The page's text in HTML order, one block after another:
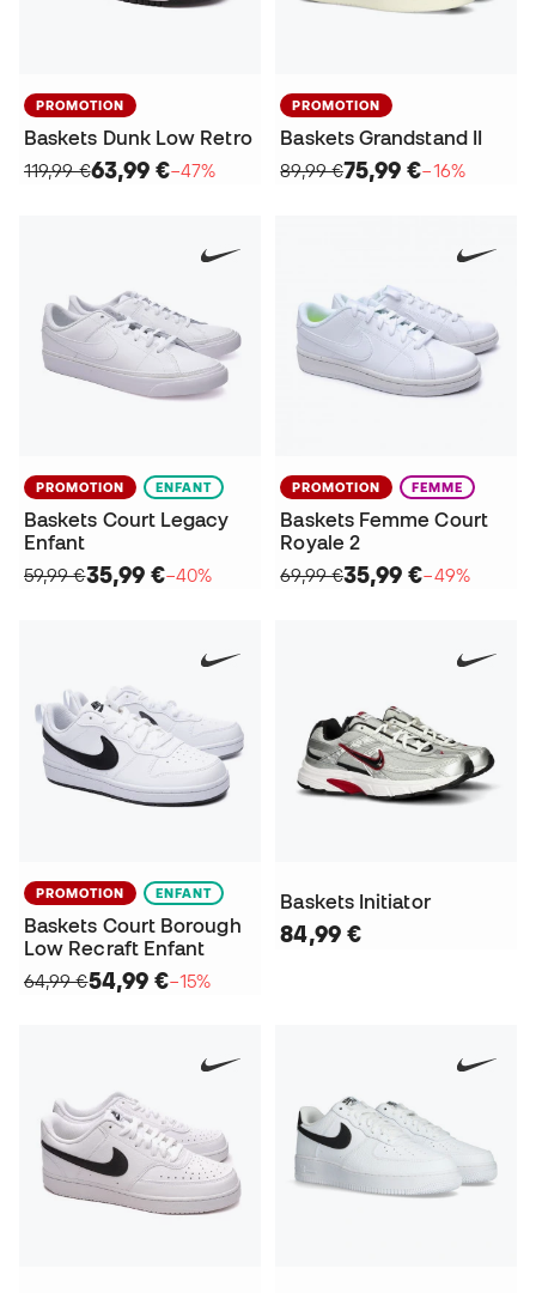
PROMOTION
Baskets Dunk Low Retro
119,99 €63,99 €−47%
PROMOTION
Baskets Grandstand II
89,99 €75,99 €−16%
PROMOTION ENFANT
Baskets Court Legacy
Enfant
59,99 €35,99 €−40%
PROMOTION FEMME
Baskets Femme Court
Royale 2
69,99 €35,99 €−49%
PROMOTION ENFANT
Baskets Court Borough
Low Recraft Enfant
64,99 €54,99 €−15%
Baskets Initiator
84,99 €